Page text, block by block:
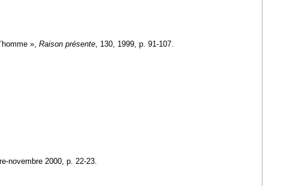
», Raison présente, 130, 1999, p. 91-107.
novembre 2000, p. 22-23.